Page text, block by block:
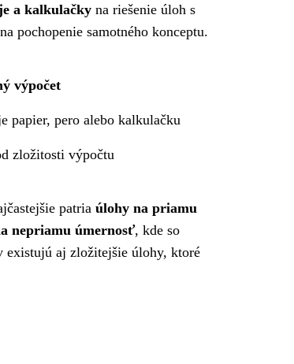
a kalkulačky na riešenie úloh s
pochopenie samotného konceptu.
výpočet
papier, pero alebo kalkulačku
zložitosti výpočtu
patria úlohy na priamu
nepriamu úmernosť, kde so
existujú aj zložitejšie úlohy, ktoré